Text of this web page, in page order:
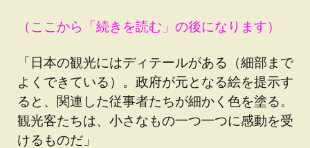
（ここから「続きを読む」の後になります）
「日本の観光にはディテールがある（細部まで
よくできている）。政府が元となる絵を提示す
ると、関連した従事者たちが細かく色を塗る。
観光客たちは、小さなもの一つ一つに感動を受
けるものだ」